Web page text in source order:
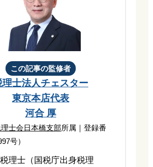
この記事の監修者
理士法人チェスター
東京本店代表
河合 厚
士会日本橋支部所属｜登録番
号）
理士（国税庁出身税理